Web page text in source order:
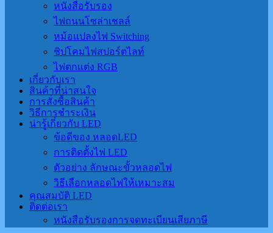
หนังสือรับรอง
ไฟถนนโซล่าเชลล์
หม้อแปลงไฟ Switching
ชิปโคมไฟสปอร์ตไลท์
ไฟตกแต่ง RGB
เกี่ยวกับเรา
สินค้าที่น่าสนใจ
การสั่งซื้อสินค้า
วิธีการชำระเงิน
น่ารู้เกี่ยวกับ LED
ข้อดีของ หลอดLED
การติดตั้งไฟ LED
ตัวอย่าง ลักษณะขั้วหลอดไฟ
วิธีเลือกหลอดไฟให้เหมาะสม
คุณสมบัติ LED
ติดต่อเรา
หนังสือรับรองการจดทะเบียนเสียภาษี